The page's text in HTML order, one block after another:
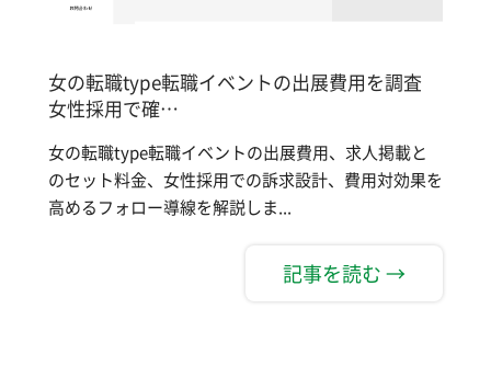
女の転職type転職イベントの出展費用を調査
女性採用で確…
女の転職type転職イベントの出展費用、求人掲載と
のセット料金、女性採用での訴求設計、費用対効果を
高めるフォロー導線を解説しま...
記事を読む →